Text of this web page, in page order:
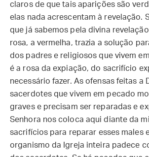
claros de que tais aparições são
elas nada acrescentam à revelação.
que já sabemos pela divina
rosa, a vermelha, trazia a solução
dos padres e religiosos que vivem
é a rosa da expiação, do sacrifício
necessário fazer. As ofensas feitas a
sacerdotes que vivem em pecado
graves e precisam ser reparadas e
Senhora nos coloca aqui diante da
sacrifícios para reparar esses males
organismo da Igreja inteira padece